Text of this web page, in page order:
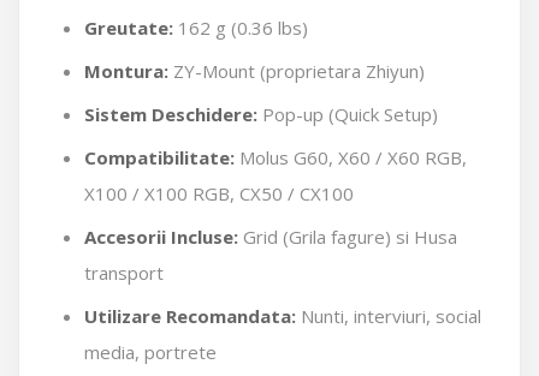
Greutate: 162 g (0.36 lbs)
Montura: ZY-Mount (proprietara Zhiyun)
Sistem Deschidere: Pop-up (Quick Setup)
Compatibilitate: Molus G60, X60 / X60 RGB,
X100 / X100 RGB, CX50 / CX100
Accesorii Incluse: Grid (Grila fagure) si Husa
transport
Utilizare Recomandata: Nunti, interviuri, social
media, portrete